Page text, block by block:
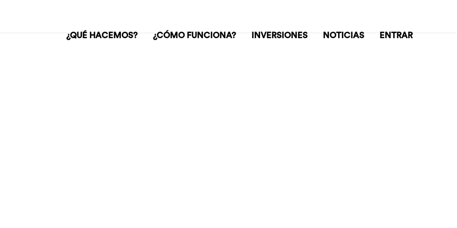
¿QUÉ HACEMOS? ¿CÓMO FUNCIONA? INVERSIONES NOTICIAS ENTRAR